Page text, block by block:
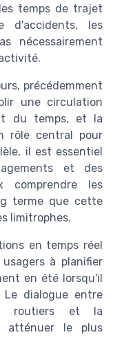
temps de trajet
d'accidents, les
nécessairement
précédemment
une circulation
du temps, et la
rôle central pour
il est essentiel
et des
comprendre les
terme que cette
limitrophes.
en temps réel
à planifier
en été lorsqu'il
dialogue entre
routiers et la
atténuer le plus